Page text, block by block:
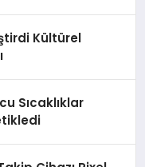
Kültürel
Sıcaklıklar